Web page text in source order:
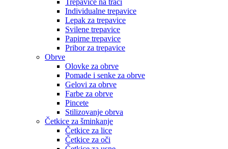
Trepavice na traci
Individualne trepavice
Lepak za trepavice
Svilene trepavice
Papirne trepavice
Pribor za trepavice
Obrve
Olovke za obrve
Pomade i senke za obrve
Gelovi za obrve
Farbe za obrve
Pincete
Stilizovanje obrva
Četkice za šminkanje
Četkice za lice
Četkice za oči